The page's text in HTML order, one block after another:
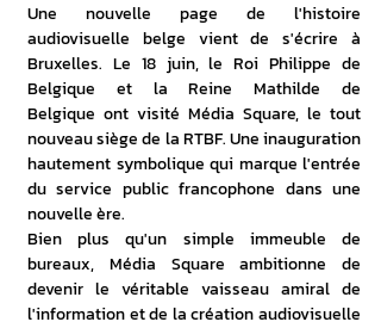
Une nouvelle page de l'histoire
audiovisuelle belge vient de s'écrire à
Bruxelles. Le 18 juin, le Roi Philippe de
Belgique et la Reine Mathilde de
Belgique ont visité Média Square, le tout
nouveau siège de la RTBF. Une inauguration
hautement symbolique qui marque l'entrée
du service public francophone dans une
nouvelle ère.
Bien plus qu'un simple immeuble de
bureaux, Média Square ambitionne de
devenir le véritable vaisseau amiral de
l'information et de la création audiovisuelle